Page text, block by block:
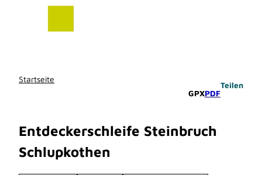
Startseite
GPXPDF
Teilen
Entdeckerschleife Steinbruch
Schlupkothen